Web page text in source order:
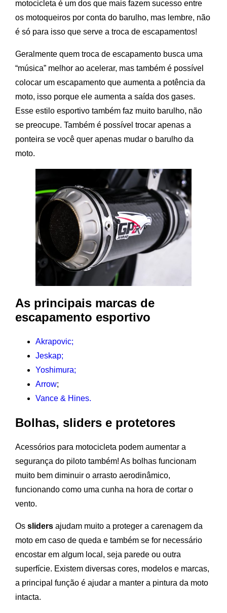
motocicleta é um dos que mais fazem sucesso entre
os motoqueiros por conta do barulho, mas lembre, não
é só para isso que serve a troca de escapamentos!
Geralmente quem troca de escapamento busca uma
“música” melhor ao acelerar, mas também é possível
colocar um escapamento que aumenta a potência da
moto, isso porque ele aumenta a saída dos gases.
Esse estilo esportivo também faz muito barulho, não
se preocupe. Também é possível trocar apenas a
ponteira se você quer apenas mudar o barulho da
moto.
As principais marcas de
escapamento esportivo
Akrapovic;
Jeskap;
Yoshimura;
Arrow;
Vance & Hines.
Bolhas, sliders e protetores
Acessórios para motocicleta podem aumentar a
segurança do piloto também! As bolhas funcionam
muito bem diminuir o arrasto aerodinâmico,
funcionando como uma cunha na hora de cortar o
vento.
Os slidersajudam muito a proteger a carenagem da
moto em caso de queda e também se for necessário
encostar em algum local, seja parede ou outra
superfície. Existem diversas cores, modelos e marcas,
a principal função é ajudar a manter a pintura da moto
intacta.